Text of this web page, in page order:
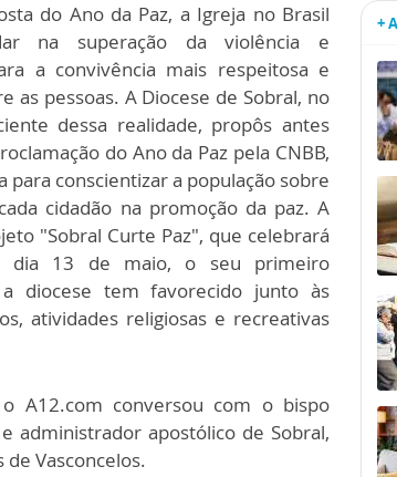
do Ano da Paz, a Igreja no Brasil
na superação da violência e
a convivência mais respeitosa e
as pessoas. A Diocese de Sobral, no
dessa realidade, propôs antes
do Ano da Paz pela CNBB,
para conscientizar a população sobre
cidadão na promoção da paz. A
"Sobral Curte Paz", que celebrará
dia 13 de maio, o seu primeiro
a diocese tem favorecido junto às
atividades religiosas e recreativas
A12.com conversou com o bispo
administrador apostólico de Sobral,
de Vasconcelos.
+